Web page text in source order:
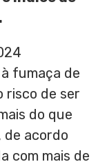
fumaça de
risco de ser
do que
de acordo
com mais de